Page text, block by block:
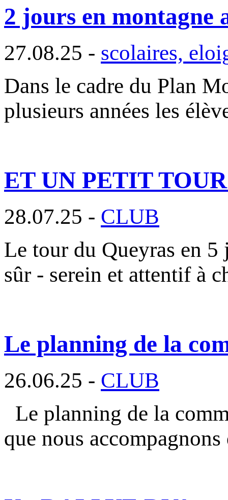
2 jours en montagne
27.08.25 - scolaires,
Dans le cadre du Plan
plusieurs années les
ET UN PETIT
28.07.25 - CLUB
Le tour du Queyras en 5
sûr - serein et attentif à
Le planning de la
26.06.25 - CLUB
Le planning de la
que nous